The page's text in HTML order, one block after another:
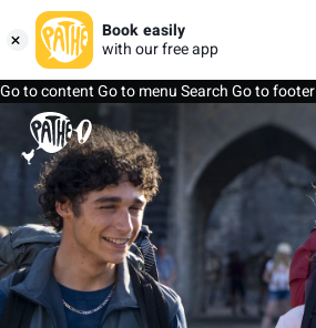
Book easily
with our free app
Go to contentGo to menuSearchGo to footer